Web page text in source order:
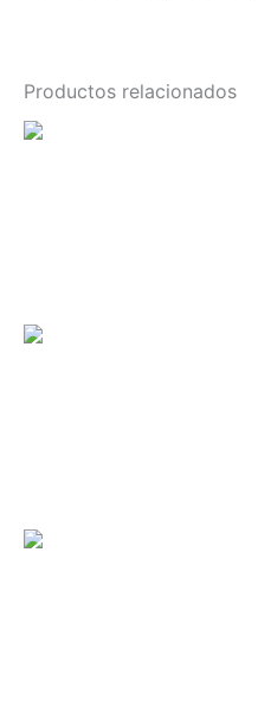
Productos relacionados